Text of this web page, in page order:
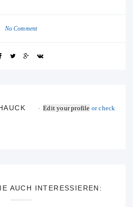
No Comment
Edit your profile or check
AUCH INTERESSIEREN: